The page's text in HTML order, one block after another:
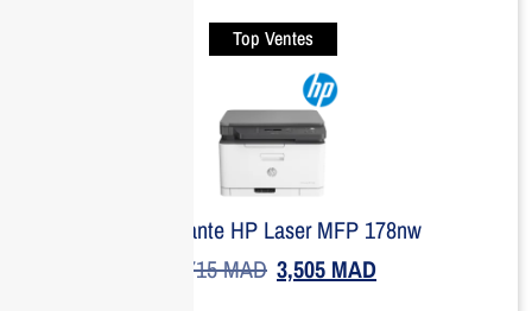
Top Ventes
Imprimante HP Laser MFP 178nw
4,715MAD 3,505 MAD